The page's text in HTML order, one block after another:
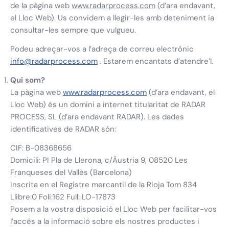
de la pàgina web www.radarprocess.com (d’ara endavant,
el Lloc Web). Us convidem a llegir-les amb deteniment ia
consultar-les sempre que vulgueu.
Podeu adreçar-vos a l’adreça de correu electrònic
info@radarprocess.com . Estarem encantats d’atendre’l.
Qui som?
La pàgina web www.radarprocess.com (d’ara endavant, el
Lloc Web) és un domini a internet titularitat de RADAR
PROCESS, SL (d’ara endavant RADAR). Les dades
identificatives de RADAR són:
CIF: B-08368656
Domicili: PI Pla de Llerona, c/Àustria 9, 08520 Les
Franqueses del Vallès (Barcelona)
Inscrita en el Registre mercantil de la Rioja Tom 834
Llibre:0 Foli:162 Full: LO-17873
Posem a la vostra disposició el Lloc Web per facilitar-vos
l’accés a la informació sobre els nostres productes i